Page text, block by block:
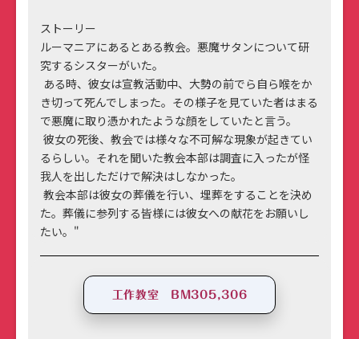
ストーリー
ルーマニアにあるとある教会。悪魔サタンについて研
究するシスターがいた。
ある時、彼女は宣教活動中、大勢の前でら自ら喉をか
き切って死んでしまった。その様子を見ていた者はまる
で悪魔に取り憑かれたような顔をしていたと言う。
彼女の死後、教会では様々な不可解な現象が起きてい
るらしい。それを聞いた教会本部は調査に入ったが怪
我人を出しただけで解決はしなかった。
教会本部は彼女の葬儀を行い、埋葬をすることを決め
た。葬儀に参列する皆様には彼女への献花をお願いし
たい。"
工作教室 BM305,306